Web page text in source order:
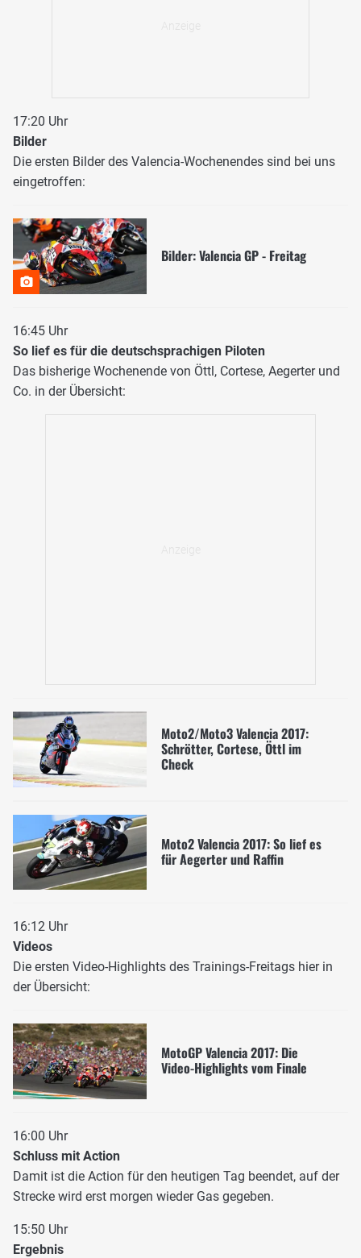
17:20 Uhr
Bilder
Die ersten Bilder des Valencia-Wochenendes sind bei uns
eingetroffen:
Bilder: Valencia GP - Freitag
16:45 Uhr
So lief es für die deutschsprachigen Piloten
Das bisherige Wochenende von Öttl, Cortese, Aegerter und
Co. in der Übersicht:
Moto2/Moto3 Valencia 2017:
Schrötter, Cortese, Öttl im
Check
Moto2 Valencia 2017: So lief es
für Aegerter und Raffin
16:12 Uhr
Videos
Die ersten Video-Highlights des Trainings-Freitags hier in
der Übersicht:
MotoGP Valencia 2017: Die
Video-Highlights vom Finale
16:00 Uhr
Schluss mit Action
Damit ist die Action für den heutigen Tag beendet, auf der
Strecke wird erst morgen wieder Gas gegeben.
15:50 Uhr
Ergebnis